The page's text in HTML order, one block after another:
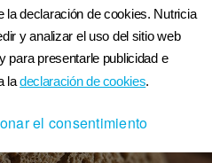
la declaración de cookies. Nutricia
y analizar el uso del sitio web
para presentarle publicidad e
ladeclaración de cookies.
el consentimiento